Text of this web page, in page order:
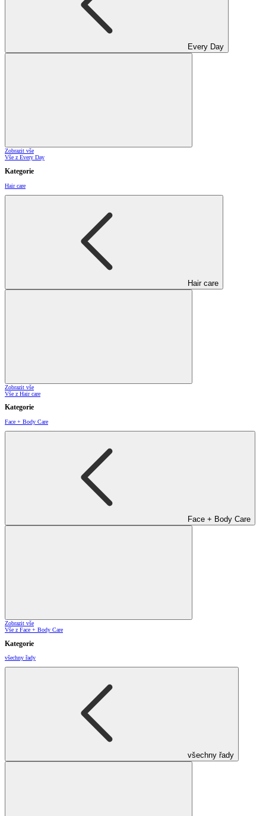
Every Day
Zobrazit vše
Vše z Every Day
Kategorie
Hair care
Hair care
Zobrazit vše
Vše z Hair care
Kategorie
Face + Body Care
Face + Body Care
Zobrazit vše
Vše z Face + Body Care
Kategorie
všechny řady
všechny řady